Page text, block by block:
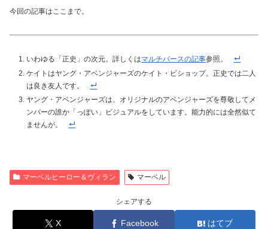
今回の記事はここまで。
いわゆる「正史」の次元。詳しくはマルチバースの記事参照。
ケイトはヤング・アベンジャーズのケイト・ビショップ。正史では二人
は良き友人です。
ヤング・アベンジャーズは、オリジナルのアベンジャーズを尊敬してメ
ンバーの誰か「っぽい」ビジュアルをしています。能力的には全然似て
ませんが。
マーベルヒーロー＆ヴィラン マーベル
シェアする
X Facebook はてブ